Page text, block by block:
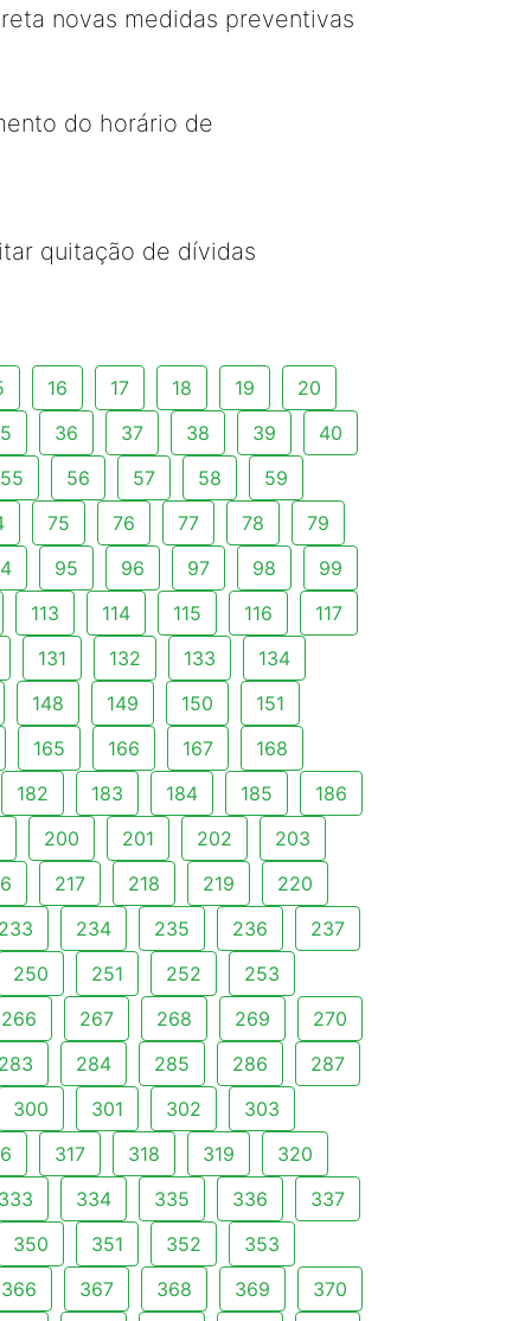
novas medidas preventivas
do horário de
quitação de dívidas
16 17 18 19
20
36 37 38 39
40
55 56 57 58
59
75 76 77 78
79
95 96 97 98
99
113 114 115 116
117
131 132 133
134
148 149 150
151
165 166 167
168
182 183 184 185
186
200 201 202
203
217 218 219
220
233 234 235 236
237
250 251 252
253
266 267 268 269
270
283 284 285 286
287
300 301 302
303
317 318 319
320
333 334 335 336
337
350 351 352
353
366 367 368 369 370